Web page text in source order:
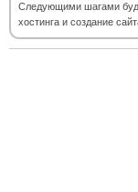
Следующими шагами
хостинга и создание